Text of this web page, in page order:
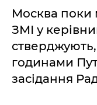
Москва поки
ЗМІ у
годинами
засідання